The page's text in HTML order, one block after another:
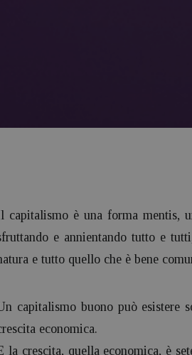
capitalismo è una forma mentis,
e annientando tutto e
e tutto quello che è bene
capitalismo buono può esistere
economica.
la crescita, quella economica, è